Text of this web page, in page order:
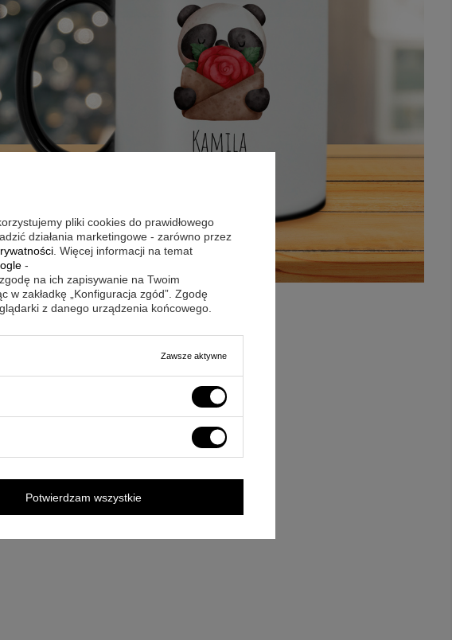
pliki cookies do prawidłowego
działania marketingowe - zarówno przez
. Więcej informacji na temat
-
na ich zapisywanie na Twoim
zakładkę „Konfiguracja zgód”. Zgodę
z danego urządzenia końcowego.
Zawsze aktywne
Potwierdzam wszystkie